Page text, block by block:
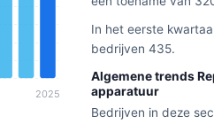
In het eerste
bedrijven 435.
Algemene trends
apparatuur
Bedrijven in deze